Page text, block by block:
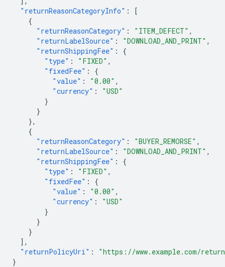
"returnReasonCategoryInfo" :
[
{
"returnReasonCategory" : "ITEM_DEFECT" ,
"returnLabelSource" : "DOWNLOAD_AND_PRINT" ,
"returnShippingFee" :
{
"type" : "FIXED" ,
"fixedFee" :
{
"value" : "0.00" ,
"currency" :
"USD"
}
}
},
{
"returnReasonCategory" : "BUYER_REMORSE" ,
"returnLabelSource" : "DOWNLOAD_AND_PRINT" ,
"returnShippingFee" :
{
"type" : "FIXED" ,
"fixedFee" :
{
"value" : "0.00" ,
"currency" :
"USD"
}
}
}
],
"returnPolicyUri" :
"https://www.example.com/
}